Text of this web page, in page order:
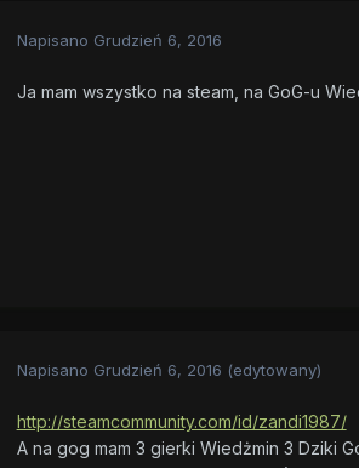
Napisano Grudzień 6, 2016
Ja mam wszystko na steam, na GoG-u
Napisano Grudzień 6, 2016 (edytowany)
http://steamcommunity.com/id/zandi1987/
A na gog mam 3 gierki Wiedżmin 3 Dziki